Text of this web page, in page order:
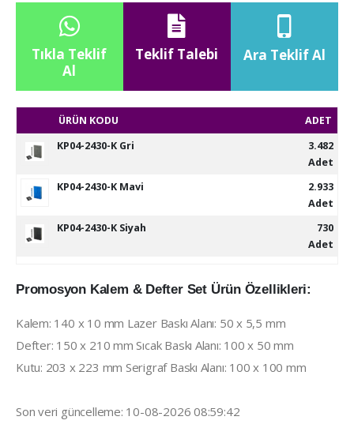
Tıkla Teklif
Al
Teklif Talebi Ara Teklif Al
ÜRÜN KODU
ADET
KP04-2430-K Gri
3.482
Adet
KP04-2430-K Mavi
2.933
Adet
KP04-2430-K Siyah
730
Adet
Promosyon Kalem & Defter Set Ürün Özellikleri:
Kalem: 140 x 10 mm Lazer Baskı Alanı: 50 x 5,5 mm
Defter: 150 x 210 mm Sıcak Baskı Alanı: 100 x 50 mm
Kutu: 203 x 223 mm Serigraf Baskı Alanı: 100 x 100 mm
Son veri güncelleme: 10-08-2026 08:59:42